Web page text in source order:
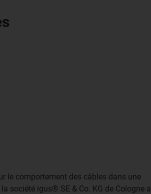
le comportement des câbles dans une
société igus® SE & Co. KG de Cologne a